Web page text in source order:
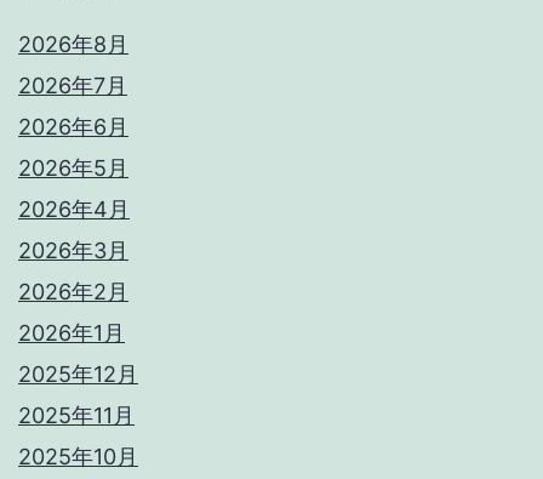
2026年8月
2026年7月
2026年6月
2026年5月
2026年4月
2026年3月
2026年2月
2026年1月
2025年12月
2025年11月
2025年10月